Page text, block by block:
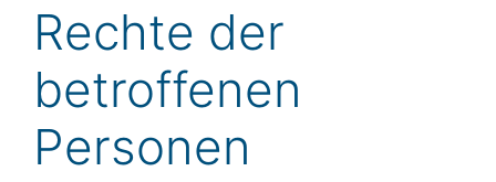
Rechte der
betroffenen
Personen